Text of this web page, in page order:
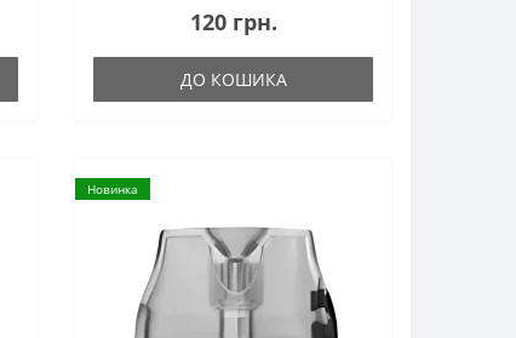
120 грн.
ДО КОШИКА
Новинка